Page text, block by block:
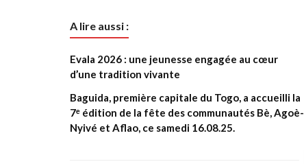
A lire aussi :
Evala 2026 : une jeunesse engagée au cœur
d’une tradition vivante
Baguida, première capitale du Togo, a accueilli la
7ᵉ édition de la fête des communautés Bè, Agoè-
Nyivé et Aflao, ce samedi 16.08.25.